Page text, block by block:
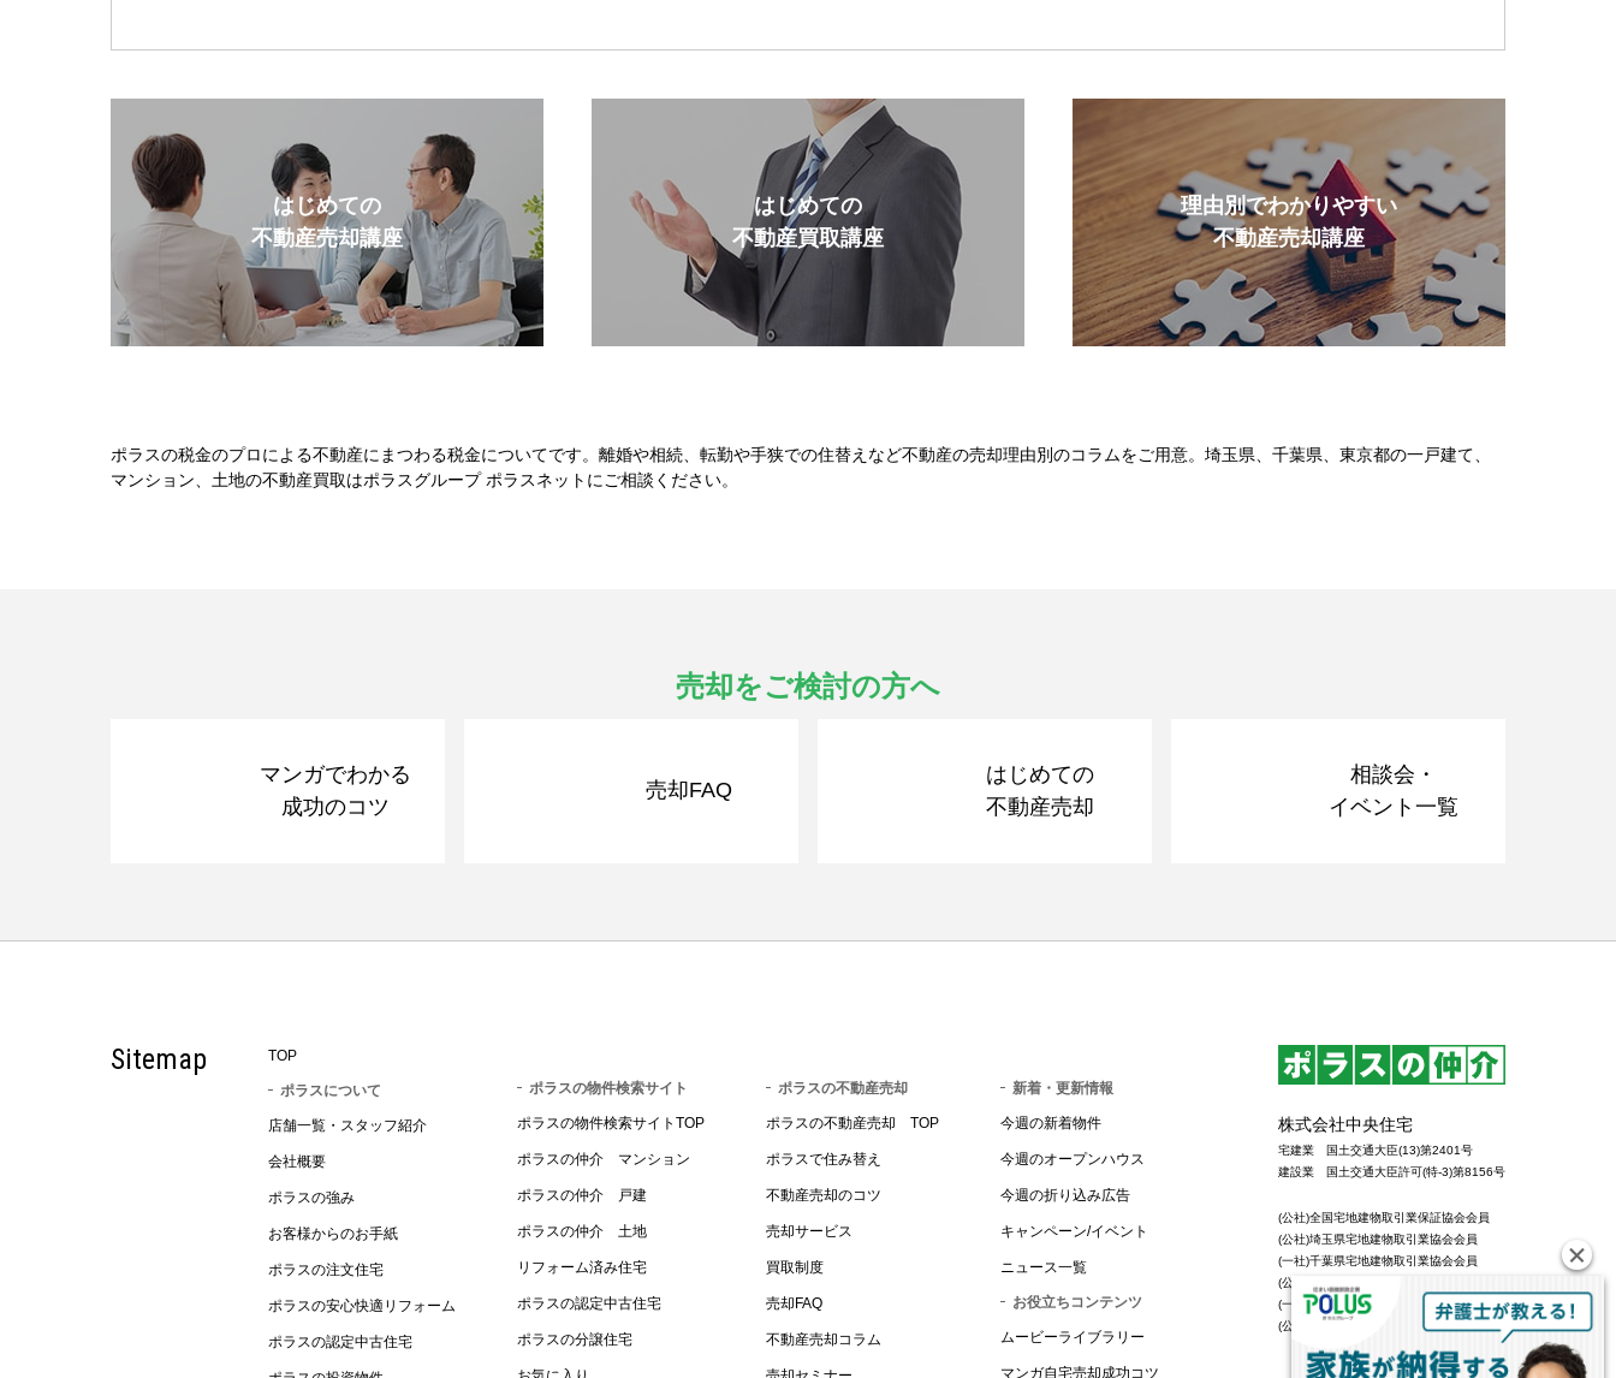
はじめての
不動産売却講座
はじめての
不動産買取講座
理由別でわかりやすい
不動産売却講座
ポラスの税金のプロによる不動産にまつわる税金についてです。離婚や相続、転勤や手狭での住替えなど不動産の売却理由別のコラムをご用意。埼玉県、千葉県、東京都の一戸建て、
マンション、土地の不動産買取はポラスグループ ポラスネットにご相談ください。
売却をご検討の方へ
マンガでわかる
成功のコツ
売却FAQ
はじめての
不動産売却
相談会・
イベント一覧
Sitemap TOP
ポラスについて
店舗一覧・スタッフ紹介
会社概要
ポラスの強み
お客様からのお手紙
ポラスの注文住宅
ポラスの安心快適リフォーム
ポラスの認定中古住宅
ポラスの物件検索サイト
ポラスの物件検索サイトTOP
ポラスの仲介 マンション
ポラスの仲介 戸建
ポラスの仲介 土地
リフォーム済み住宅
ポラスの認定中古住宅
ポラスの分譲住宅
ポラスの不動産売却
ポラスの不動産売却 TOP
ポラスで住み替え
不動産売却のコツ
売却サービス
買取制度
売却FAQ
不動産売却コラム
新着・更新情報
今週の新着物件
今週のオープンハウス
今週の折り込み広告
キャンペーン/イベント
ニュース一覧
お役立ちコンテンツ
ムービーライブラリー
マンガ自宅売却成功コツ
株式会社中央住宅
宅建業 国土交通大臣(13)第2401号
建設業 国土交通大臣許可(特-3)第8156号
(公社)全国宅地建物取引業保証協会会員
(公社)埼玉県宅地建物取引業協会会員
(一社)千葉県宅地建物取引業協会会員
(公社)東京都宅地建物取引業協会会員
(一社)全国住宅産業協会会員
(公社)首都圏不動産公正取引協議会加盟